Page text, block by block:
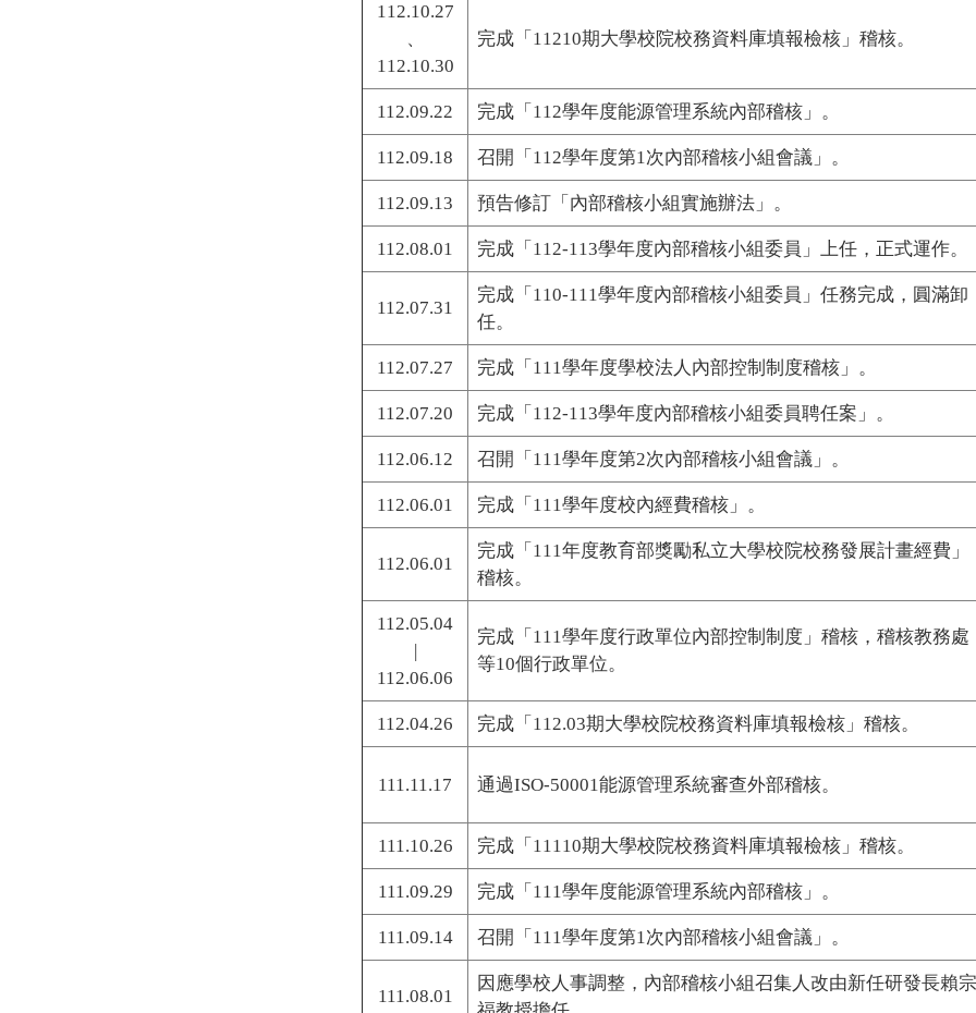
112.10.27
、
112.10.30
完成「11210期大學校院校務資料庫填報檢核」稽核。
112.09.22 完成「112學年度能源管理系統內部稽核」。
112.09.18 召開「112學年度第1次內部稽核小組會議」。
112.09.13 預告修訂「內部稽核小組實施辦法」。
112.08.01 完成「112-113學年度內部稽核小組委員」上任，正式運作。
112.07.31
完成「110-111學年度內部稽核小組委員」任務完成，圓滿卸
任。
112.07.27 完成「111學年度學校法人內部控制制度稽核」。
112.07.20 完成「112-113學年度內部稽核小組委員聘任案」。
112.06.12 召開「111學年度第2次內部稽核小組會議」。
112.06.01 完成「111學年度校內經費稽核」。
112.06.01
完成「111年度教育部獎勵私立大學校院校務發展計畫經費」
稽核。
112.05.04
112.06.06
完成「111學年度行政單位內部控制制度」稽核，稽核教務處
等10個行政單位。
112.04.26 完成「112.03期大學校院校務資料庫填報檢核」稽核。
111.11.17 通過ISO-50001能源管理系統審查外部稽核。
111.10.26 完成「11110期大學校院校務資料庫填報檢核」稽核。
111.09.29 完成「111學年度能源管理系統內部稽核」。
111.09.14 召開「111學年度第1次內部稽核小組會議」。
111.08.01
因應學校人事調整，內部稽核小組召集人改由新任研發長賴宗